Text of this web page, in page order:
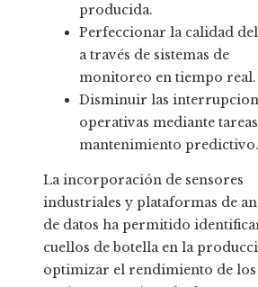
producida.
Perfeccionar la calidad
a través de sistemas de
monitoreo en tiempo real.
Disminuir las
operativas mediante
mantenimiento predictivo.
La incorporación de sensores
industriales y plataformas de
de datos ha permitido
cuellos de botella en la
optimizar el rendimiento de los